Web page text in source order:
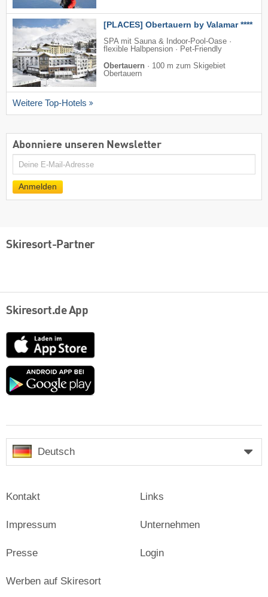
[PLACES] Obertauern by Valamar ****
SPA mit Sauna & Indoor-Pool-Oase ·
flexible Halbpension · Pet-Friendly
Obertauern · 100 m zum Skigebiet
Obertauern
Weitere Top-Hotels
Abonniere unseren Newsletter
E-
Anmelden
Skiresort-Partner
Skiresort.de App
App
Store
Google
Deutsch
Kontakt
Impressum
Presse
Links
Unternehmen
Login
Werben auf Skiresort